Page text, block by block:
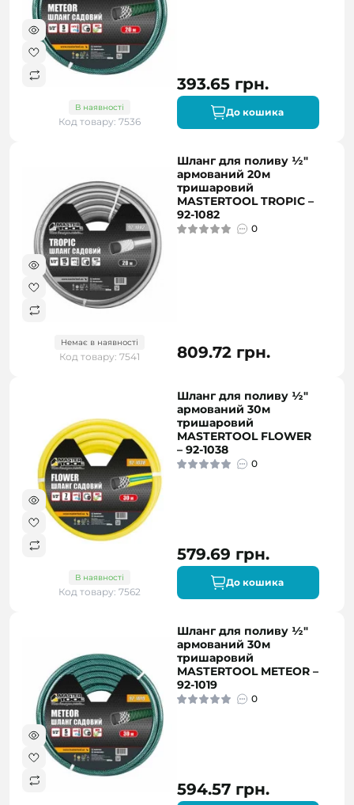
В наявності
Код товару: 7536
393.65 грн.
До кошика
Немає в наявності
Код товару: 7541
Шланг для поливу ½"
армований 20м
тришаровий
MASTERTOOL TROPIC –
92-1082
0
809.72 грн.
В наявності
Код товару: 7562
Шланг для поливу ½"
армований 30м
тришаровий
MASTERTOOL FLOWER
– 92-1038
0
579.69 грн.
До кошика
Шланг для поливу ½"
армований 30м
тришаровий
MASTERTOOL METEOR –
92-1019
0
594.57 грн.